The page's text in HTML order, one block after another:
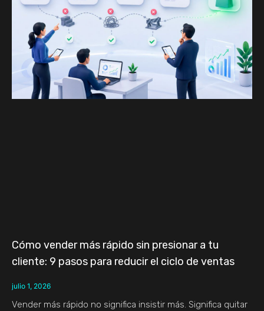
Cómo vender más rápido sin presionar a tu
cliente: 9 pasos para reducir el ciclo de ventas
julio 1, 2026
Vender más rápido no significa insistir más. Significa quitar